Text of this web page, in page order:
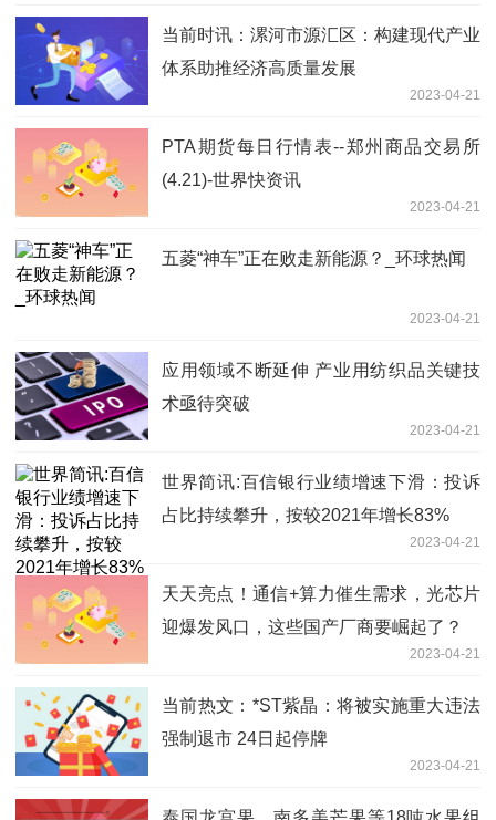
当前时讯：漯河市源汇区：构建现代产业
体系助推经济高质量发展
2023-04-21
PTA期货每日行情表--郑州商品交易所
(4.21)-世界快资讯
2023-04-21
五菱“神车”正在败走新能源？_环球热闻
2023-04-21
应用领域不断延伸 产业用纺织品关键技
术亟待突破
2023-04-21
世界简讯:百信银行业绩增速下滑：投诉
占比持续攀升，按较2021年增长83%
2023-04-21
天天亮点！通信+算力催生需求，光芯片
迎爆发风口，这些国产厂商要崛起了？
2023-04-21
当前热文：*ST紫晶：将被实施重大违法
强制退市 24日起停牌
2023-04-21